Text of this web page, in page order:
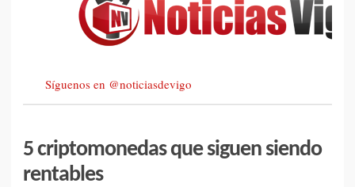
Síguenos en @noticiasdevigo
5 criptomonedas que siguen siendo
rentables